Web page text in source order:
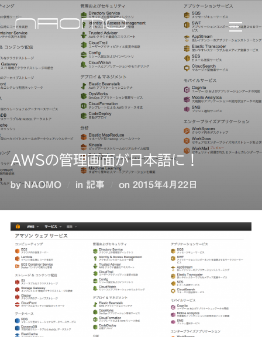
コ
ン
テ
ン
ツ
へ
キ
ッ
プ
サイド
AWSの管理画面が日本語に！
byNAOMO in 記事 on 投
2015年4月22日